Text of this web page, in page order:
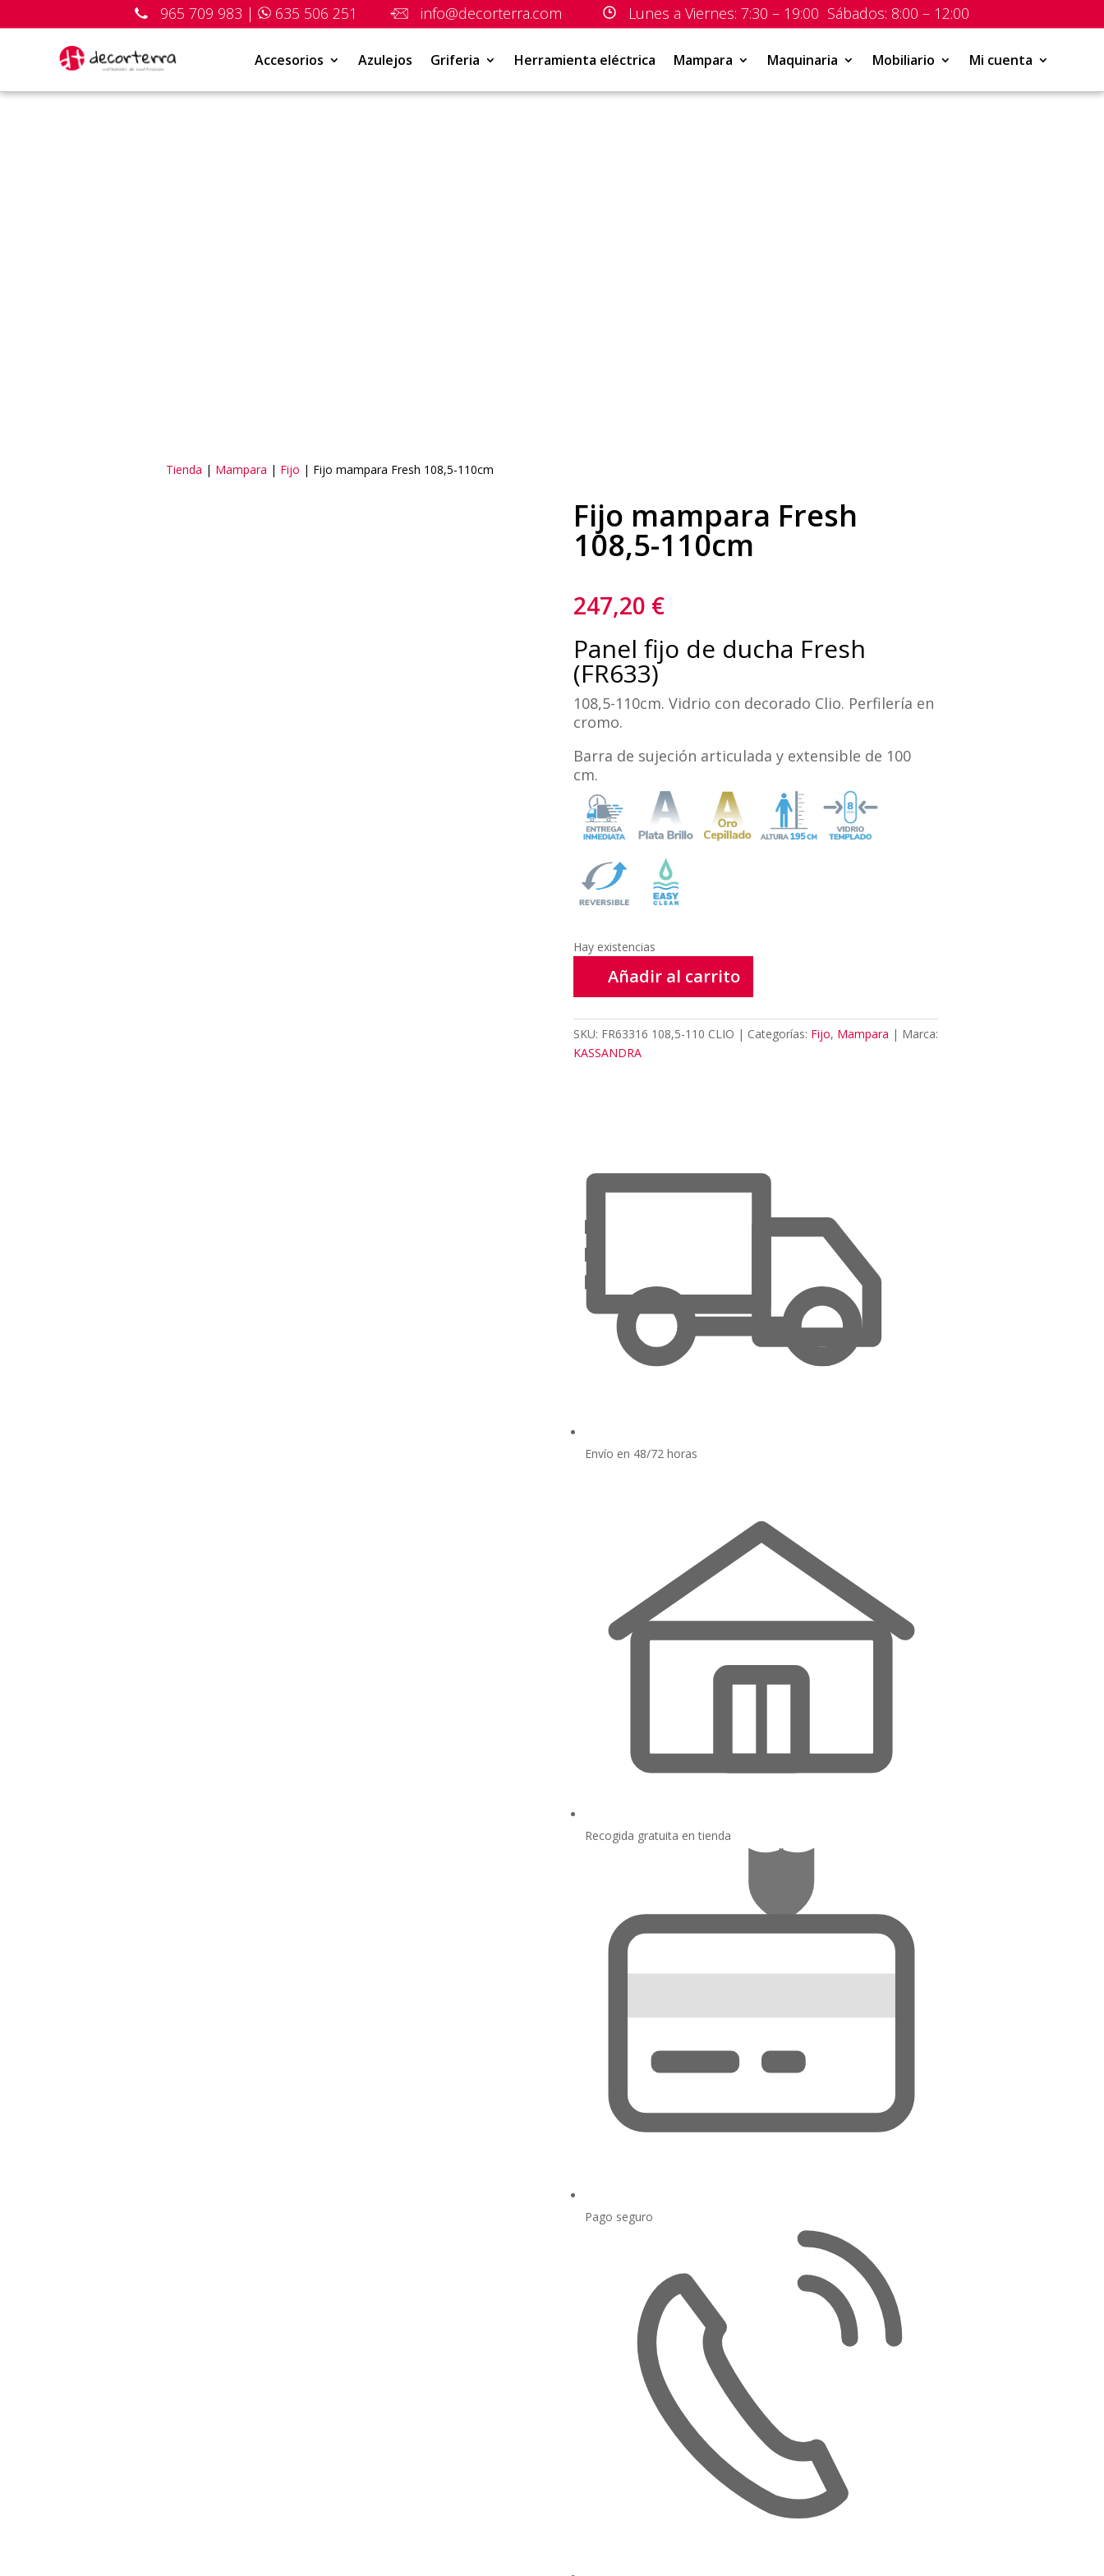
965 709 983 | 635 506 251 info@decorterra.com Lunes a Viernes: 7:30 – 19:00 Sábados: 8:00 – 12:00
Accesorios Azulejos Griferia Herramienta eléctrica Mampara Maquinaria Mobiliario Mi cuenta
Tienda | Mampara | Fijo | Fijo mampara Fresh 108,5-110cm
Fijo mampara Fresh
108,5-110cm
247,20 €
Panel fijo de ducha Fresh
(FR633)
108,5-110cm. Vidrio con decorado Clio. Perfilería en
cromo.
Barra de sujeción articulada y extensible de 100
cm.
Hay existencias
Añadir al carrito
SKU: FR63316 108,5-110 CLIO Categorías: Fijo, Mampara
Marca:
KASSANDRA
Envío en 48/72 horas
Recogida gratuita en tienda
Pago seguro